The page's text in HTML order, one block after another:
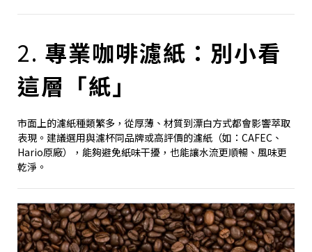
2. 專業咖啡濾紙：別小看
這層「紙」
市面上的濾紙種類繁多，從厚薄、材質到漂白方式都會影響萃取
表現。建議選用與濾杯同品牌或高評價的濾紙（如：CAFEC、
Hario原廠），能夠避免紙味干擾，也能讓水流更順暢、風味更
乾淨。